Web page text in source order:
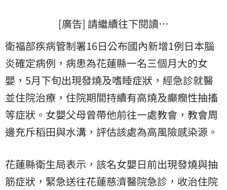
[廣告] 請繼續往下閱讀…
衛福部疾病管制署16日公布國內新增1例日本腦
炎確定病例，病患為花蓮縣一名三個月大的女
嬰，5月下旬出現發燒及嗜睡症狀，經急診就醫
並住院治療，住院期間持續有高燒及癲癇性抽搐
等症狀。女嬰父母曾帶他前往一處教會，教會周
邊充斥稻田與水溝，評估該處為高風險感染源。
花蓮縣衛生局表示，該名女嬰日前出現發燒與抽
筋症狀，緊急送往花蓮慈濟醫院急診，收治住院